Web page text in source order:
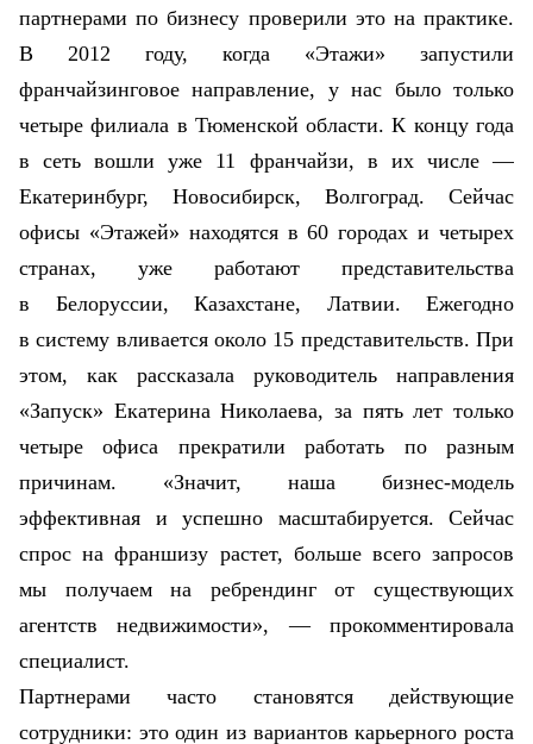
партнерами по бизнесу проверили это на практике.
В 2012 году, когда «Этажи» запустили
франчайзинговое направление, у нас было только
четыре филиала в Тюменской области. К концу года
в сеть вошли уже 11 франчайзи, в их числе —
Екатеринбург, Новосибирск, Волгоград. Сейчас
офисы «Этажей» находятся в 60 городах и четырех
странах, уже работают представительства
в Белоруссии, Казахстане, Латвии. Ежегодно
в систему вливается около 15 представительств. При
этом, как рассказала руководитель направления
«Запуск» Екатерина Николаева, за пять лет только
четыре офиса прекратили работать по разным
причинам. «Значит, наша бизнес-модель
эффективная и успешно масштабируется. Сейчас
спрос на франшизу растет, больше всего запросов
мы получаем на ребрендинг от существующих
агентств недвижимости», — прокомментировала
специалист.
Партнерами часто становятся действующие
сотрудники: это один из вариантов карьерного роста